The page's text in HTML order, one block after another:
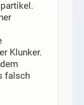
Klunker.
falsch